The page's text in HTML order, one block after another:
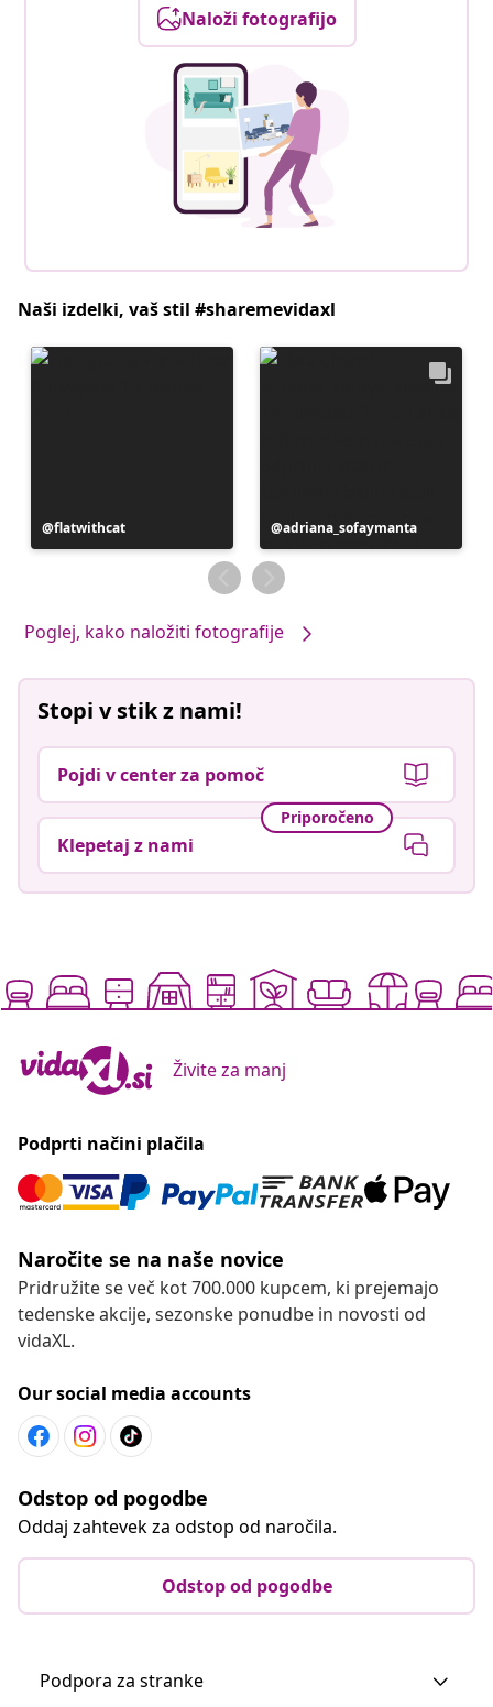
Naloži fotografijo
Naši izdelki, vaš stil #sharemevidaxl
Objavo
je
flatwithcat
Objavo
je
objavil
adriana_sofaymanta
Poglej, kako naložiti fotografije
Stopi v stik z nami!
Pojdi v center za pomoč
Priporočeno
Klepetaj z nami
Živite za manj
Podprti načini plačila
Naročite se na naše novice
Pridružite se več kot 700.000 kupcem, ki prejemajo
tedenske akcije, sezonske ponudbe in novosti od
vidaXL.
Our social media accounts
Odstop od pogodbe
Oddaj zahtevek za odstop od naročila.
Odstop od pogodbe
Podpora za stranke